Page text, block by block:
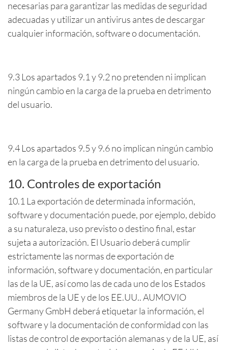
necesarias para garantizar las medidas de seguridad
adecuadas y utilizar un antivirus antes de descargar
cualquier información, software o documentación.
9.3 Los apartados 9.1 y 9.2 no pretenden ni implican
ningún cambio en la carga de la prueba en detrimento
del usuario.
9.4 Los apartados 9.5 y 9.6 no implican ningún cambio
en la carga de la prueba en detrimento del usuario.
10. Controles de exportación
10.1 La exportación de determinada información,
software y documentación puede, por ejemplo, debido
a su naturaleza, uso previsto o destino final, estar
sujeta a autorización. El Usuario deberá cumplir
estrictamente las normas de exportación de
información, software y documentación, en particular
las de la UE, así como las de cada uno de los Estados
miembros de la UE y de los EE.UU.. AUMOVIO
Germany GmbH deberá etiquetar la información, el
software y la documentación de conformidad con las
listas de control de exportación alemanas y de la UE, así